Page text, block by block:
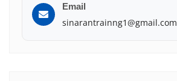
Email
sinarantrainng1@gmail.com